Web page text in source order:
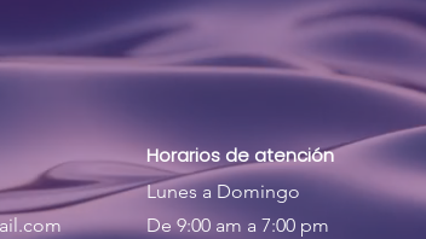
Horarios de atención
Lunes a Domingo
De 9:00 am a 7:00 pm